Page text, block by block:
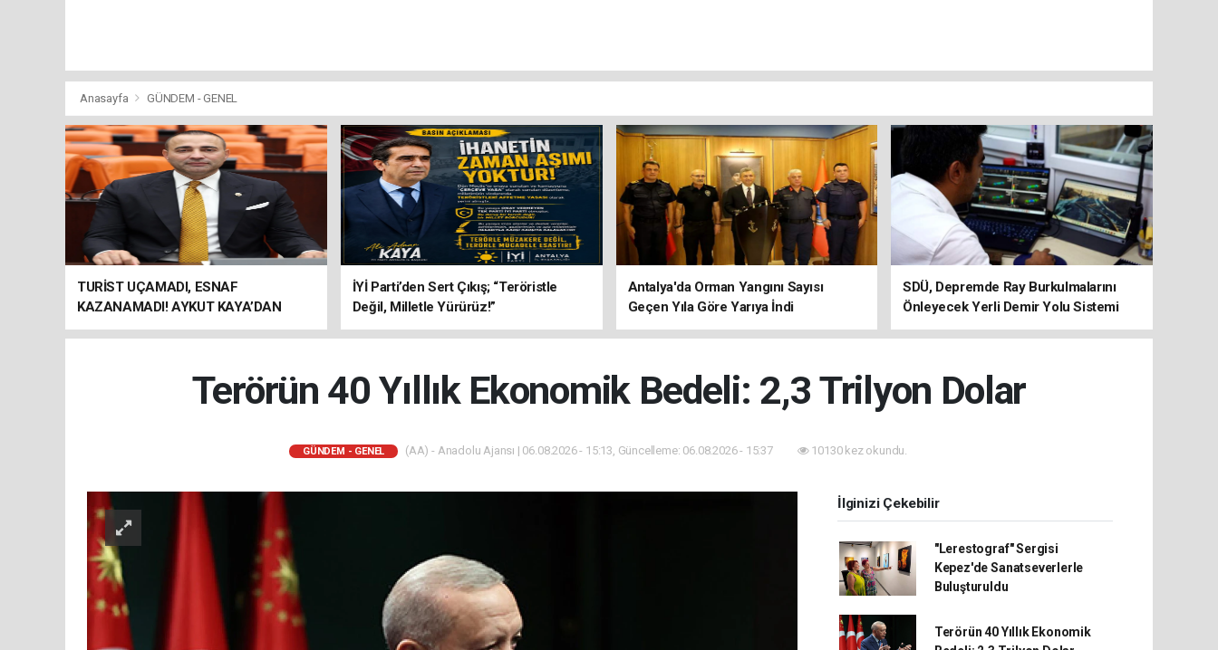
Anasayfa GÜNDEM - GENEL
TURİST UÇAMADI, ESNAF
KAZANAMADI! AYKUT KAYA’DAN
"BAGAJ HAKKI" ÇAĞRISI
İYİ Parti’den Sert Çıkış; “Teröristle
Değil, Milletle Yürürüz!”
Antalya'da Orman Yangını Sayısı
Geçen Yıla Göre Yarıya İndi
SDÜ, Depremde Ray Burkulmalarını
Önleyecek Yerli Demir Yolu Sistemi
Geliştiriyor
Terörün 40 Yıllık Ekonomik Bedeli: 2,3 Trilyon Dolar
GÜNDEM - GENEL (AA) - Anadolu Ajansı | 06.08.2026 - 15:13, Güncelleme: 06.08.2026 - 15:37 10130 kez okundu.
İlginizi Çekebilir
"Lerestograf" Sergisi
Kepez'de Sanatseverlerle
Buluşturuldu
Terörün 40 Yıllık Ekonomik